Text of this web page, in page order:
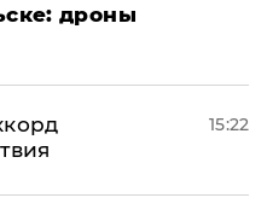
дроны
15:22